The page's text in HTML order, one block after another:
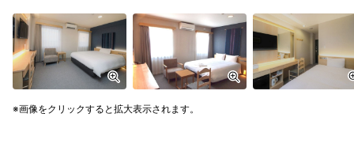
画像をクリックすると拡大表示されます。